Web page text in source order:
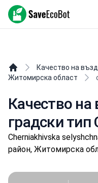
SaveEcoBot
Качество на
Житомирска област
Качество на
градски тип
Cherniakhivska
район, Житомирска